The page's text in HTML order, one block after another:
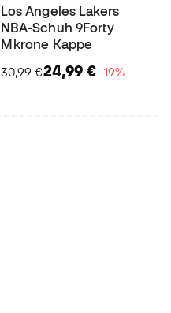
Los Angeles Lakers
NBA-Schuh 9Forty
Mkrone Kappe
30,99 €24,99 €−19%